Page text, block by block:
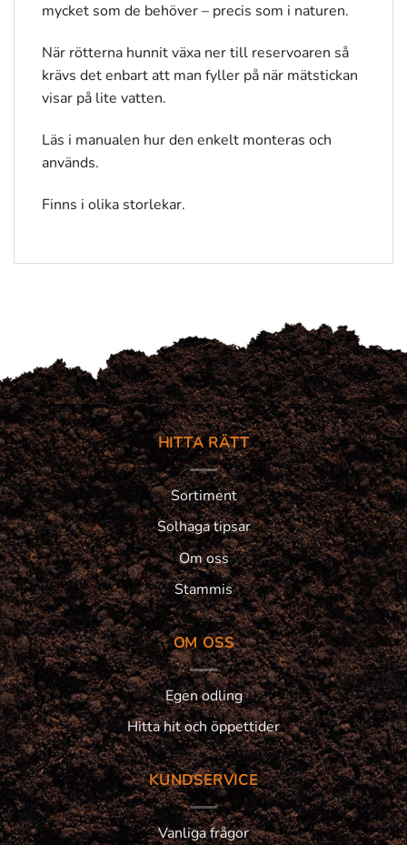
mycket som de behöver – precis som i naturen.
När rötterna hunnit växa ner till reservoaren så
krävs det enbart att man fyller på när mätstickan
visar på lite vatten.
Läs i manualen hur den enkelt monteras och
används.
Finns i olika storlekar.
HITTA RÄTT
Sortiment
Solhaga tipsar
Om oss
Stammis
OM OSS
Egen odling
Hitta hit och öppettider
KUNDSERVICE
Vanliga frågor